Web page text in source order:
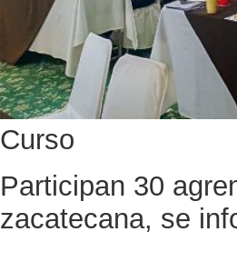
Curso
Participan 30
zacatecana, se